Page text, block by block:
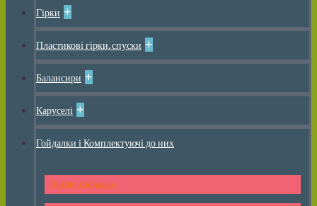
Гірки +
Пластикові гірки, спуски +
Балансири +
Каруселі +
Гойдалки і Комплектуючі до них
Дитячі гойдалки